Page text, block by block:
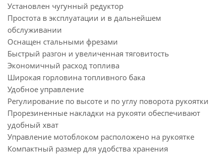
Установлен чугунный редуктор
Простота в эксплуатации и в дальнейшем
обслуживании
Оснащен стальными фрезами
Быстрый разгон и увеличенная тяговитость
Экономичный расход топлива
Широкая горловина топливного бака
Удобное управление
Регулирование по высоте и по углу поворота рукоятки
Прорезиненные накладки на рукояти обеспечивают
удобный хват
Управление мотоблоком расположено на рукоятке
Компактный размер для удобства хранения